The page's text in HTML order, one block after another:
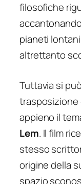
filosofiche
pianeti
altrettanto
Tuttavia si
appieno il
Lem. Il film
stesso
origine della
spazio